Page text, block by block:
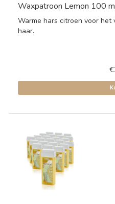
Waxpatroon Lemon 100
Warme hars citroen voor
haar.